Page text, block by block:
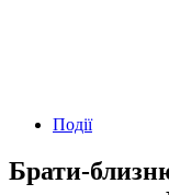
Події
Брати-